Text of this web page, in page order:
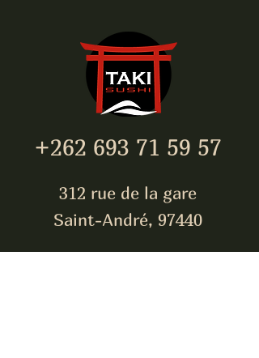
+262 693 71 59 57
312 rue de la gare
Saint-André, 97440